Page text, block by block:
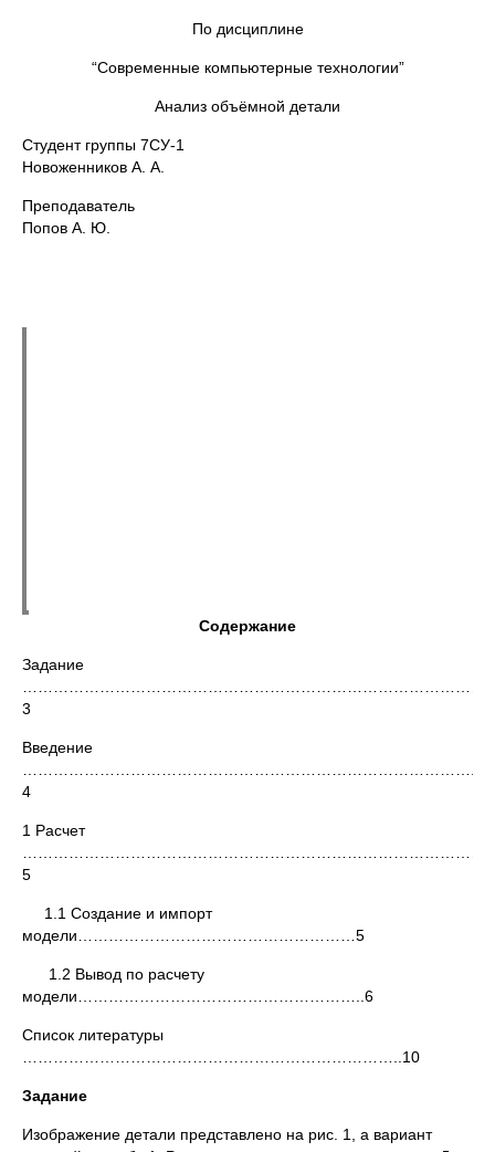
По дисциплине
“Современные компьютерные технологии”
Анализ объёмной детали
Студент группы 7СУ-1
Новоженников А. А.
Преподаватель
Попов А. Ю.
Содержание
Задание
3
Введение
4
1 Расчет
5
1.1 Создание и импорт
модели………………………………………………5
1.2 Вывод по расчету
модели………………………………………………..6
Список литературы
………………………………………………………………..10
Задание
Изображение детали представлено на рис. 1, а вариант